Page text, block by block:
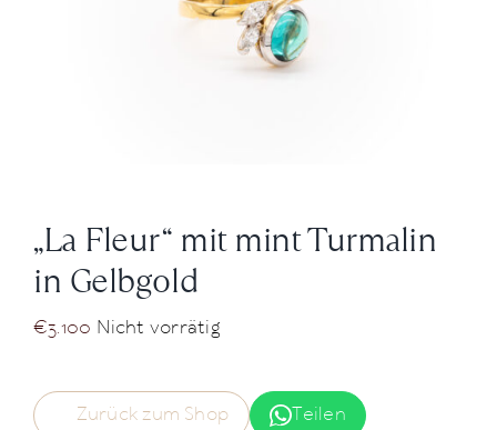
News
+43 (0) 15125781
„La Fleur“ mit mint Turmalin
in Gelbgold
€3.100 Nicht vorrätig
Zurück zum Shop
Teilen